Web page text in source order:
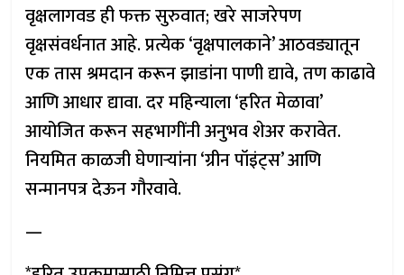
वृक्षलागवड ही फक्त सुरुवात; खरे साजरेपण
वृक्षसंवर्धनात आहे. प्रत्येक ‘वृक्षपालकाने’ आठवड्यातून
एक तास श्रमदान करून झाडांना पाणी द्यावे, तण काढावे
आणि आधार द्यावा. दर महिन्याला ‘हरित मेळावा’
आयोजित करून सहभागींनी अनुभव शेअर करावेत.
नियमित काळजी घेणाऱ्यांना ‘ग्रीन पॉइंट्स’ आणि
सन्मानपत्र देऊन गौरवावे.
—